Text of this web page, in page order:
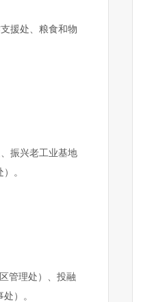
援处、粮食和物
振兴老工业基地
。
管理处）、投融
）。